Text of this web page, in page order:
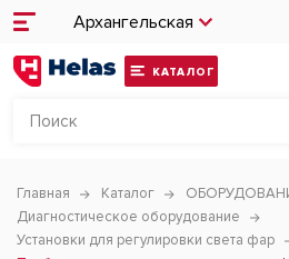
Архангельская
КАТАЛОГ
Главная Каталог
Диагностическое оборудование
Установки для регулировки света фар